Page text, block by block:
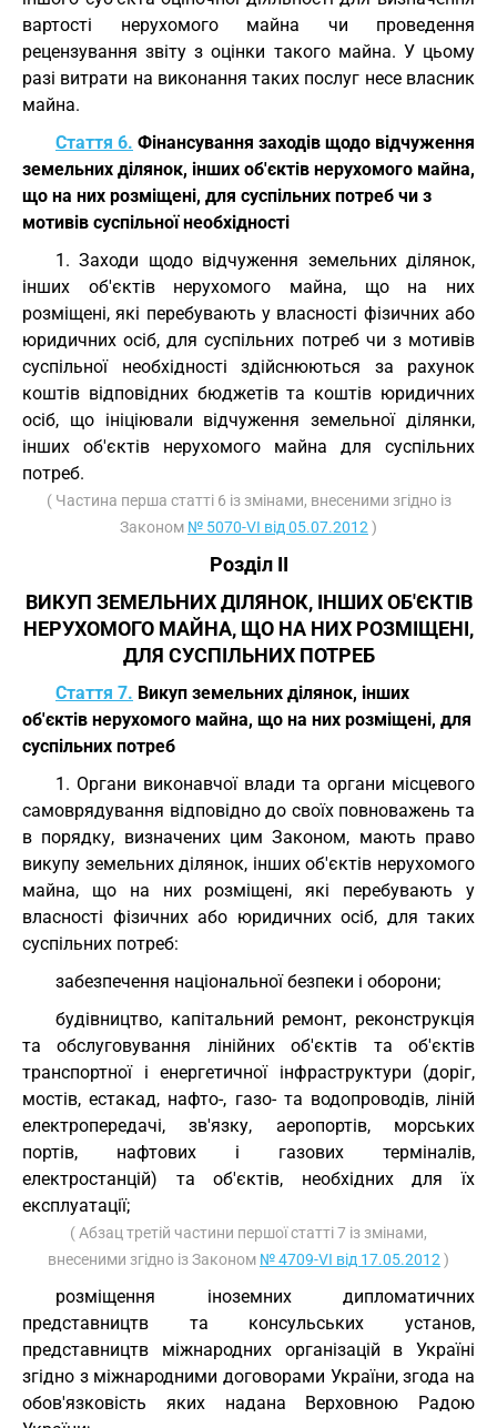
вартості нерухомого майна чи проведення
рецензування звіту з оцінки такого майна. У цьому
разі витрати на виконання таких послуг несе власник
майна.
Стаття 6. Фінансування заходів щодо відчуження
земельних ділянок, інших об'єктів нерухомого майна,
що на них розміщені, для суспільних потреб чи з
мотивів суспільної необхідності
1. Заходи щодо відчуження земельних ділянок,
інших об'єктів нерухомого майна, що на них
розміщені, які перебувають у власності фізичних або
юридичних осіб, для суспільних потреб чи з мотивів
суспільної необхідності здійснюються за рахунок
коштів відповідних бюджетів та коштів юридичних
осіб, що ініціювали відчуження земельної ділянки,
інших об'єктів нерухомого майна для суспільних
потреб.
( Частина перша статті 6 із змінами, внесеними згідно із
Законом № 5070-VI від 05.07.2012 )
Розділ II
ВИКУП ЗЕМЕЛЬНИХ ДІЛЯНОК, ІНШИХ ОБ'ЄКТІВ
НЕРУХОМОГО МАЙНА, ЩО НА НИХ РОЗМІЩЕНІ,
ДЛЯ СУСПІЛЬНИХ ПОТРЕБ
Стаття 7. Викуп земельних ділянок, інших
об'єктів нерухомого майна, що на них розміщені, для
суспільних потреб
1. Органи виконавчої влади та органи місцевого
самоврядування відповідно до своїх повноважень та
в порядку, визначених цим Законом, мають право
викупу земельних ділянок, інших об'єктів нерухомого
майна, що на них розміщені, які перебувають у
власності фізичних або юридичних осіб, для таких
суспільних потреб:
забезпечення національної безпеки і оборони;
будівництво, капітальний ремонт, реконструкція
та обслуговування лінійних об'єктів та об'єктів
транспортної і енергетичної інфраструктури (доріг,
мостів, естакад, нафто-, газо- та водопроводів, ліній
електропередачі, зв'язку, аеропортів, морських
портів, нафтових і газових терміналів,
електростанцій) та об'єктів, необхідних для їх
експлуатації;
( Абзац третій частини першої статті 7 із змінами,
внесеними згідно із Законом № 4709-VI від 17.05.2012 )
розміщення іноземних дипломатичних
представництв та консульських установ,
представництв міжнародних організацій в Україні
згідно з міжнародними договорами України, згода на
обов'язковість яких надана Верховною Радою